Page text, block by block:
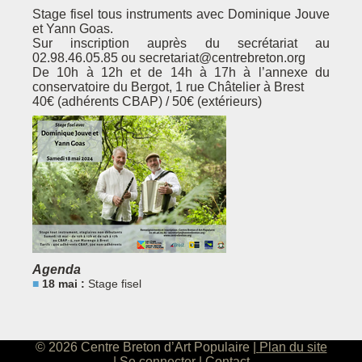
Stage fisel tous instruments avec Dominique Jouve
et Yann Goas.
Sur inscription auprès du secrétariat au
02.98.46.05.85 ou secretariat@centrebreton.org
De 10h à 12h et de 14h à 17h à l’annexe du
conservatoire du Bergot, 1 rue Châtelier à Brest
40€ (adhérents CBAP) / 50€ (extérieurs)
Agenda
18 mai : Stage fisel
© 2026 Centre Breton d’Art Populaire
Plan du site